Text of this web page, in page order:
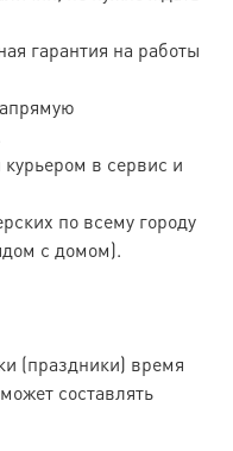
гарантия на работы
в сервис и
по всему городу
с домом).
(праздники) время
составлять